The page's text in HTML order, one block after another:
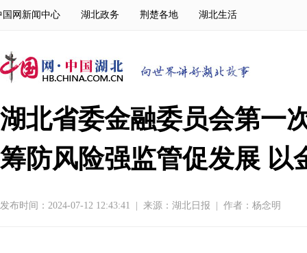
国网新闻中心 湖北政务 荆楚各地 湖北生活
湖北省委金融委员会第一
筹防风险强监管促发展 以
发布时间：2024-07-12 12:43:41 来源： 湖北日报 作者：杨念明